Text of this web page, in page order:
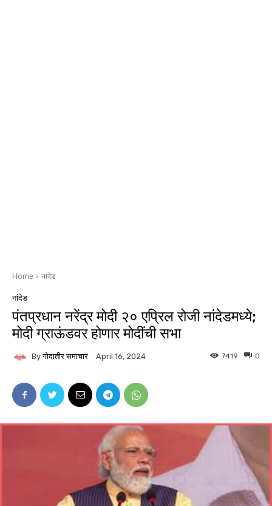
Home नांदेड
नांदेड
पंतप्रधान नरेंद्र मोदी २० एप्रिल रोजी नांदेडमध्ये;
मोदी ग्राऊंडवर होणार मोदींची सभा
By गोदातीर समाचार April 16, 2024 0
7419